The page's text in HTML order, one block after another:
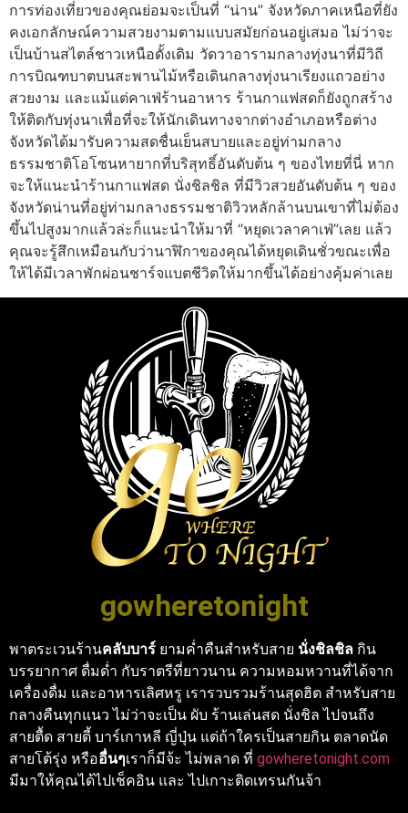
การท่องเที่ยวของคุณย่อมจะเป็นที่ “น่าน” จังหวัดภาคเหนือที่ยัง
คงเอกลักษณ์ความสวยงามตามแบบสมัยก่อนอยู่เสมอ ไม่ว่าจะ
เป็นบ้านสไตล์ชาวเหนือดั้งเดิม วัดวาอารามกลางทุ่งนาที่มีวิถี
การบิณฑบาตบนสะพานไม้หรือเดินกลางทุ่งนาเรียงแถวอย่าง
สวยงาม และแม้แต่คาเฟ่ร้านอาหาร ร้านกาแฟสดก็ยังถูกสร้าง
ให้ติดกับทุ่งนาเพื่อที่จะให้นักเดินทางจากต่างอำเภอหรือต่าง
จังหวัดได้มารับความสดชื่นเย็นสบายและอยู่ท่ามกลาง
ธรรมชาติโอโซนหายากที่บริสุทธิ์อันดับต้น ๆ ของไทยที่นี่ หาก
จะให้แนะนำร้านกาแฟสด นั่งชิลชิล ที่มีวิวสวยอันดับต้น ๆ ของ
จังหวัดน่านที่อยู่ท่ามกลางธรรมชาติวิวหลักล้านบนเขาที่ไม่ต้อง
ขึ้นไปสูงมากแล้วล่ะก็แนะนำให้มาที่ “หยุดเวลาคาเฟ่”เลย แล้ว
คุณจะรู้สึกเหมือนกับว่านาฬิกาของคุณได้หยุดเดินชั่วขณะเพื่อ
ให้ได้มีเวลาพักผ่อนชาร์จแบตชีวิตให้มากขึ้นได้อย่างคุ้มค่าเลย
gowheretonight
พาตระเวนร้านคลับบาร์ ยามค่ำคืนสำหรับสาย นั่งชิลชิล กิน
บรรยากาศ ดื่มด่ำ กับราตรีที่ยาวนาน ความหอมหวานที่ได้จาก
เครื่องดื่ม และอาหารเลิศหรู เรารวบรวมร้านสุดฮิต สำหรับสาย
กลางคืนทุกแนว ไม่ว่าจะเป็น ผับ ร้านเล่นสด นั่งชิล ไปจนถึง
สายตื้ด สายตี้ บาร์เกาหลี ญี่ปุ่น แต่ถ้าใครเป็นสายกิน ตลาดนัด
สายโต้รุ่ง หรืออื่นๆเราก็มีจ้ะ ไม่พลาด ที่ gowheretonight.com
มีมาให้คุณได้ไปเช็คอิน และ ไปเกาะติดเทรนกันจ้า